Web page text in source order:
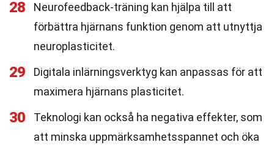
28
Neurofeedback-träning kan hjälpa till att
förbättra hjärnans funktion genom att utnyttja
neuroplasticitet.
29
Digitala inlärningsverktyg kan anpassas för att
maximera hjärnans plasticitet.
30
Teknologi kan också ha negativa effekter, som
att minska uppmärksamhetsspannet och öka